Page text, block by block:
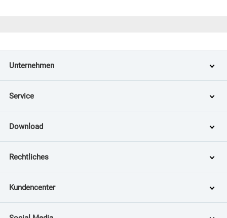
Unternehmen
Service
Download
Rechtliches
Kundencenter